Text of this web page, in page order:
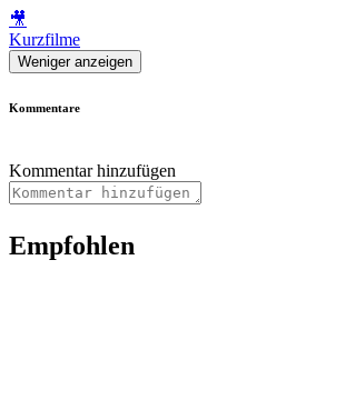
🎥
Kurzfilme
Weniger anzeigen
Kommentare
Kommentar hinzufügen
Empfohlen